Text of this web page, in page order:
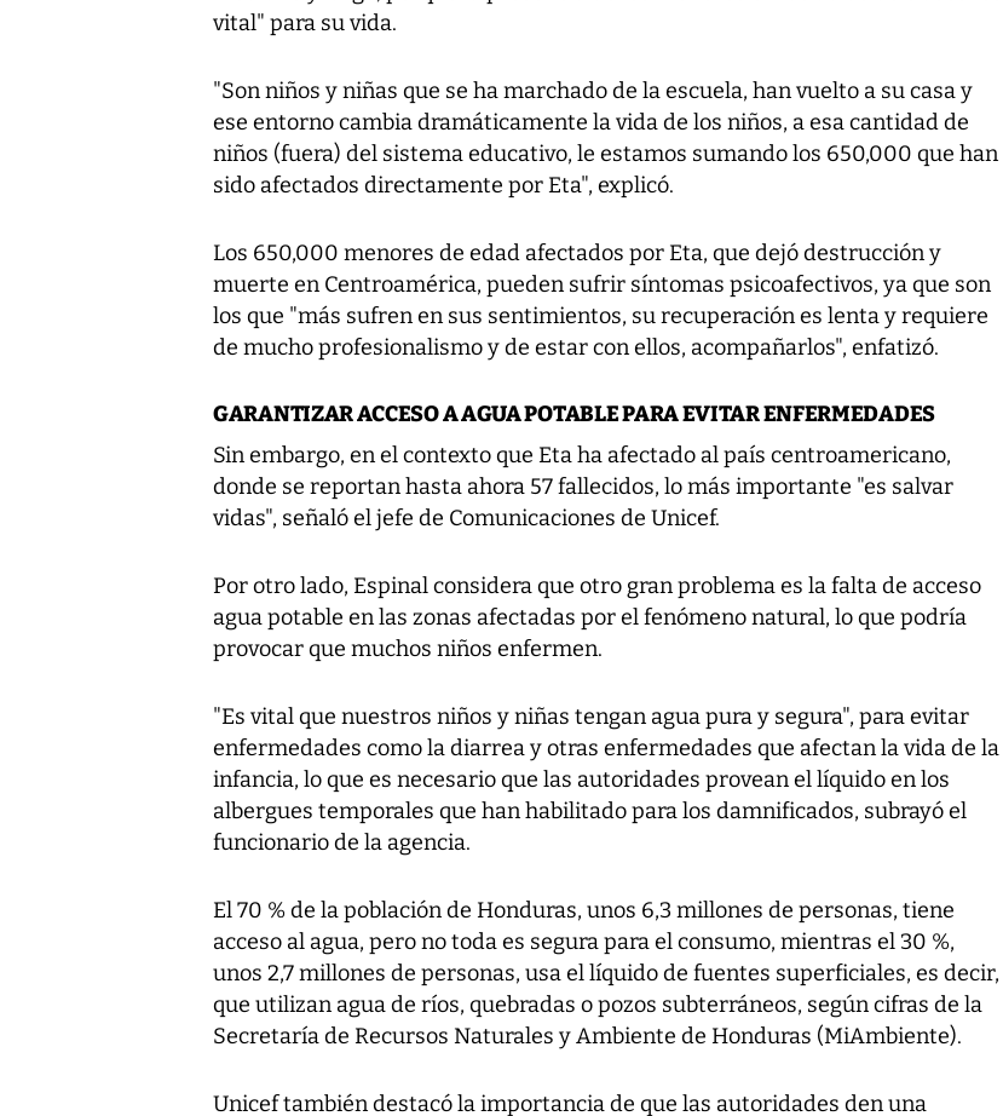
vital" para su vida.
"Son niños y niñas que se ha marchado de la escuela, han vuelto a su casa y
ese entorno cambia dramáticamente la vida de los niños, a esa cantidad de
niños (fuera) del sistema educativo, le estamos sumando los 650,000 que han
sido afectados directamente por Eta", explicó.
Los 650,000 menores de edad afectados por Eta, que dejó destrucción y
muerte en Centroamérica, pueden sufrir síntomas psicoafectivos, ya que son
los que "más sufren en sus sentimientos, su recuperación es lenta y requiere
de mucho profesionalismo y de estar con ellos, acompañarlos", enfatizó.
GARANTIZAR ACCESO A AGUA POTABLE PARA EVITAR ENFERMEDADES
Sin embargo, en el contexto que Eta ha afectado al país centroamericano,
donde se reportan hasta ahora 57 fallecidos, lo más importante "es salvar
vidas", señaló el jefe de Comunicaciones de Unicef.
Por otro lado, Espinal considera que otro gran problema es la falta de acceso
agua potable en las zonas afectadas por el fenómeno natural, lo que podría
provocar que muchos niños enfermen.
"Es vital que nuestros niños y niñas tengan agua pura y segura", para evitar
enfermedades como la diarrea y otras enfermedades que afectan la vida de la
infancia, lo que es necesario que las autoridades provean el líquido en los
albergues temporales que han habilitado para los damnificados, subrayó el
funcionario de la agencia.
El 70 % de la población de Honduras, unos 6,3 millones de personas, tiene
acceso al agua, pero no toda es segura para el consumo, mientras el 30 %,
unos 2,7 millones de personas, usa el líquido de fuentes superficiales, es decir,
que utilizan agua de ríos, quebradas o pozos subterráneos, según cifras de la
Secretaría de Recursos Naturales y Ambiente de Honduras (MiAmbiente).
Unicef también destacó la importancia de que las autoridades den una